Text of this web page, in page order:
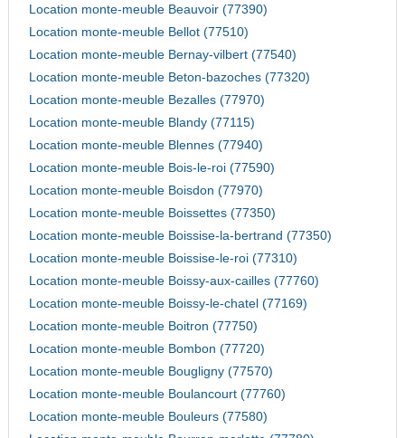
Location monte-meuble Beauvoir (77390)
Location monte-meuble Bellot (77510)
Location monte-meuble Bernay-vilbert (77540)
Location monte-meuble Beton-bazoches (77320)
Location monte-meuble Bezalles (77970)
Location monte-meuble Blandy (77115)
Location monte-meuble Blennes (77940)
Location monte-meuble Bois-le-roi (77590)
Location monte-meuble Boisdon (77970)
Location monte-meuble Boissettes (77350)
Location monte-meuble Boissise-la-bertrand (77350)
Location monte-meuble Boissise-le-roi (77310)
Location monte-meuble Boissy-aux-cailles (77760)
Location monte-meuble Boissy-le-chatel (77169)
Location monte-meuble Boitron (77750)
Location monte-meuble Bombon (77720)
Location monte-meuble Bougligny (77570)
Location monte-meuble Boulancourt (77760)
Location monte-meuble Bouleurs (77580)